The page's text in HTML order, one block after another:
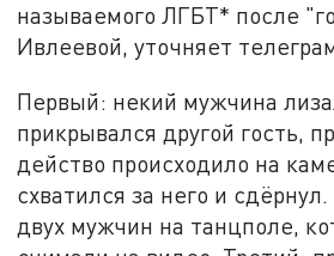
называемого ЛГБТ* после
Ивлеевой, уточняет
Первый: некий мужчина
прикрывался другой гость,
действо происходило на
схватился за него и
двух мужчин на танцполе,